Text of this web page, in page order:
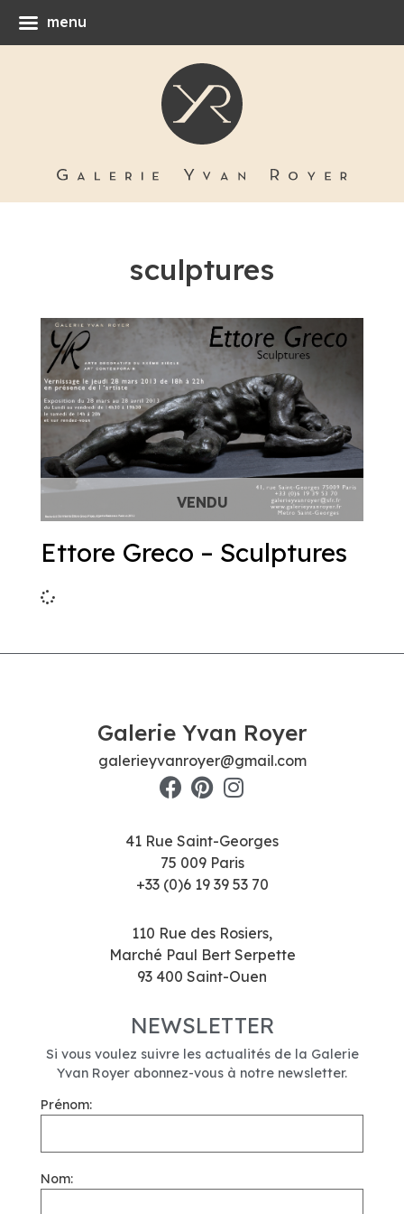
sculptures
Ettore Greco – Sculptures
Galerie Yvan Royer
galerieyvanroyer@gmail.com
41 Rue Saint-Georges
75 009 Paris
+33 (0)6 19 39 53 70
110 Rue des Rosiers,
Marché Paul Bert Serpette
93 400 Saint-Ouen
NEWSLETTER
Si vous voulez suivre les actualités de la Galerie
Yvan Royer abonnez-vous à notre newsletter.
Prénom:
Nom:
menu